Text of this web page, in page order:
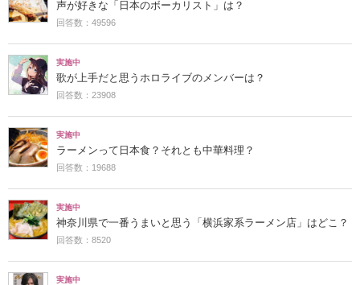
声が好きな「日本のボーカリスト」は？
回答数：49596
実施中
歌が上手だと思うホロライブのメンバーは？
回答数：23908
実施中
ラーメンって日本食？それとも中華料理？
回答数：19688
実施中
神奈川県で一番うまいと思う「横浜家系ラーメン店」はどこ？
回答数：8520
実施中